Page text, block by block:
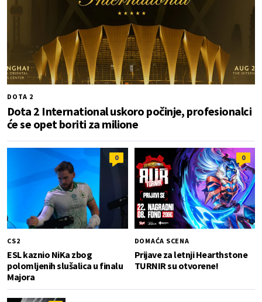
DOTA 2
Dota 2 International uskoro počinje, profesionalci
će se opet boriti za milione
0
CS2
ESL kaznio NiKa zbog
polomljenih slušalica u finalu
Majora
0
DOMAĆA SCENA
Prijave za letnji Hearthstone
TURNIR su otvorene!